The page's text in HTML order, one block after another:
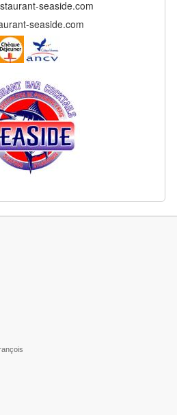
seaside.com
seaside.com